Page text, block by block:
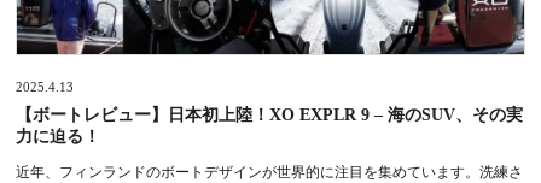
2025.4.13
【ボートレビュー】日本初上陸！XO EXPLR 9 – 海のSUV、その実
力に迫る！
近年、フィンランドのボートデザインが世界的に注目を集めています。洗練さ